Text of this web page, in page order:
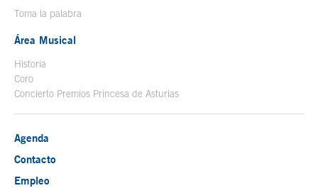
Toma la palabra
Área Musical
Historia
Coro
Concierto Premios Princesa de Asturias
Agenda
Contacto
Empleo